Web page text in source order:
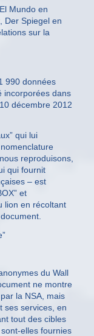
Mundo en
Der Spiegel en
sur la
990 données
incorporées dans
décembre 2012
qui lui
reproduisons,
qui fournit
– est
et
lion en récoltant
du Wall
ne montre
la NSA, mais
ses services, en
tout des cibles
elles fournies